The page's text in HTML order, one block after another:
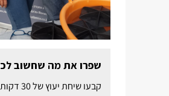
שפרו את מה שחשוב
קבעו